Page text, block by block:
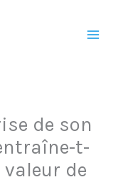
de son
t-
de